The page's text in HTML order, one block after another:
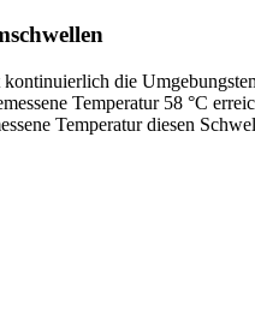
die
Temperatur 58 °C
Temperatur diesen